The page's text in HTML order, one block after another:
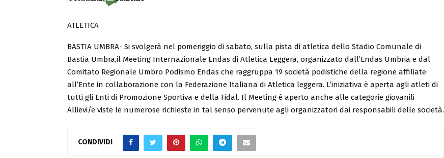
ATLETICA
BASTIA UMBRA- Si svolgerà nel pomeriggio di sabato, sulla pista di atletica dello Stadio Comunale di
Bastia Umbra,il Meeting Internazionale Endas di Atletica Leggera, organizzato dall’Endas Umbria e dal
Comitato Regionale Umbro Podismo Endas che raggruppa 19 società podistiche della regione affiliate
all’Ente in collaborazione con la Federazione Italiana di Atletica leggera. L’iniziativa è aperta agli atleti di
tutti gli Enti di Promozione Sportiva e della Fidal. Il Meeting è aperto anche alle categorie giovanili
Allievi/e viste le numerose richieste in tal senso pervenute agli organizzatori dai responsabili delle società.
CONDIVIDI